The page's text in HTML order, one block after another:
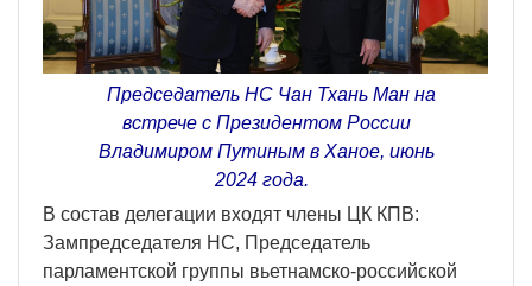
Председатель НС Чан Тхань Ман на
встрече с Президентом России
Владимиром Путиным в Ханое, июнь
2024 года.
В состав делегации входят члены ЦК КПВ:
Зампредседателя НС, Председатель
парламентской группы вьетнамско-российской